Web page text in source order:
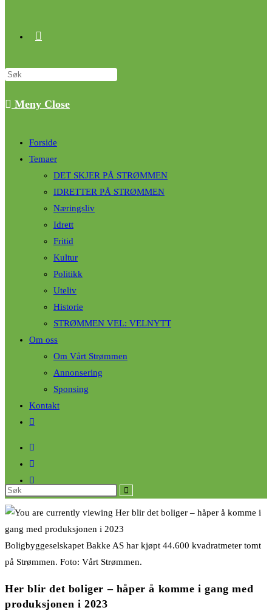
Meny Close
Forside
Temaer
DET SKJER PÅ STRØMMEN
IDRETTER PÅ STRØMMEN
Næringsliv
Idrett
Fritid
Kultur
Politikk
Uteliv
Historie
STRØMMEN VEL: VELNYTT
Om oss
Om Vårt Strømmen
Annonsering
Sponsing
Kontakt
Boligbyggeselskapet Bakke AS har kjøpt 44.600 kvadratmeter tomt
på Strømmen. Foto: Vårt Strømmen.
Her blir det boliger – håper å komme i gang med
produksjonen i 2023